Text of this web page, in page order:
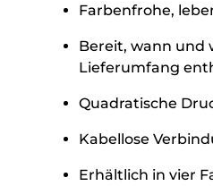
Farbenfrohe,
Bereit, wann und
Lieferumfang
Quadratische
Kabellose
Erhältlich in vier